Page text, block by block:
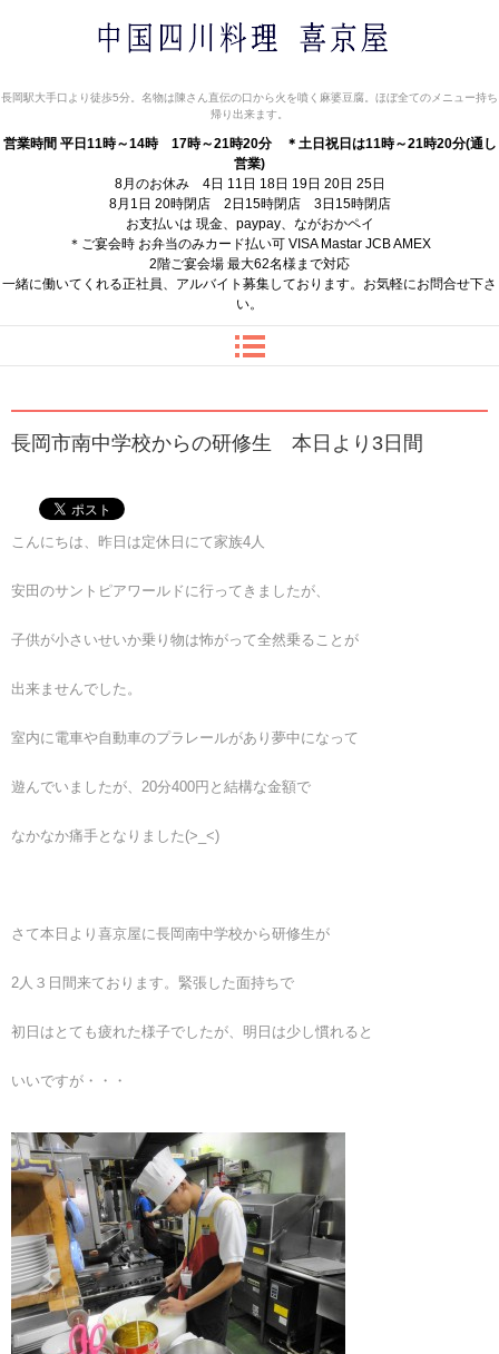
長岡駅大手口より徒歩5分。名物は陳さん直伝の口から火を噴く麻婆豆腐。ほぼ全てのメニュー持ち
帰り出来ます。
営業時間 平日11時～14時 17時～21時20分
＊土日祝日は11時～21時20分(通し
営業)
8月のお休み 4日 11日 18日 19日 20日 25日
8月1日 20時閉店 2日15時閉店 3日15時閉店
お支払いは 現金、paypay、ながおかペイ
＊ご宴会時 お弁当のみカード払い可 VISA Mastar JCB AMEX
2階ご宴会場 最大62名様まで対応
一緒に働いてくれる正社員、アルバイト募集しております。お気軽にお問合せ下さ
い。
長岡市南中学校からの研修生 本日より3日間
こんにちは、昨日は定休日にて家族4人
安田のサントピアワールドに行ってきましたが、
子供が小さいせいか乗り物は怖がって全然乗ることが
出来ませんでした。
室内に電車や自動車のプラレールがあり夢中になって
遊んでいましたが、20分400円と結構な金額で
なかなか痛手となりました(>_<)
さて本日より喜京屋に長岡南中学校から研修生が
2人３日間来ております。緊張した面持ちで
初日はとても疲れた様子でしたが、明日は少し慣れると
いいですが・・・